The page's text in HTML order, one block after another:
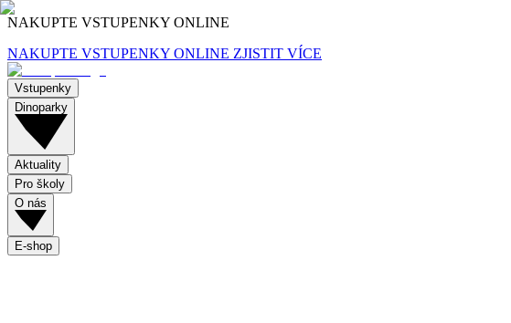
NAKUPTE VSTUPENKY ONLINE
NAKUPTE VSTUPENKY ONLINE ZJISTIT VÍCE
Vstupenky
Dinoparky
Aktuality
Pro školy
O nás
E-shop